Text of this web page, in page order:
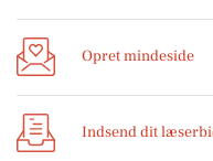
Opret mindeside
Indsend dit